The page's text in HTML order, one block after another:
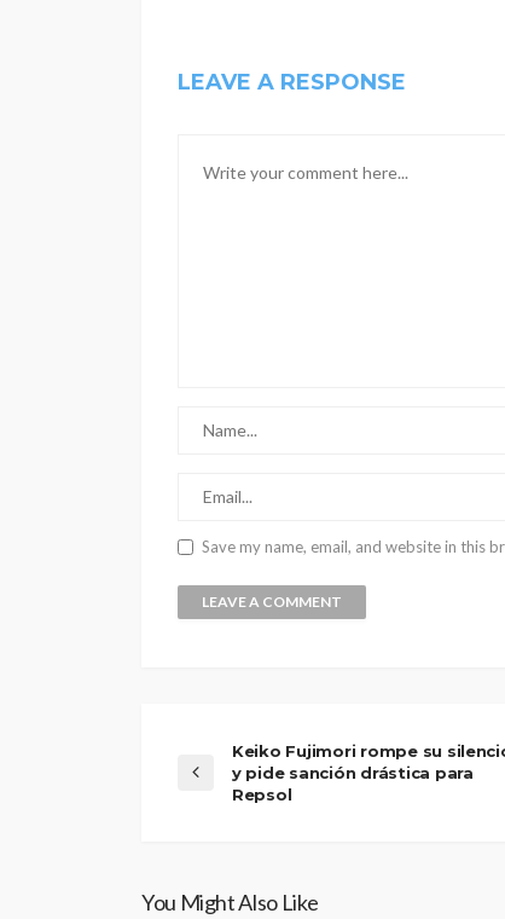
LEAVE A RESPONSE
Save my name, email, and website in this
Keiko Fujimori rompe su
y pide sanción drástica para
Repsol
You Might Also Like